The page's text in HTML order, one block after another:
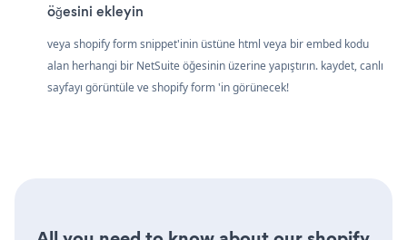
öğesini ekleyin
veya shopify form snippet'inin üstüne html veya bir embed kodu
alan herhangi bir NetSuite öğesinin üzerine yapıştırın. kaydet, canlı
sayfayı görüntüle ve shopify form 'in görünecek!